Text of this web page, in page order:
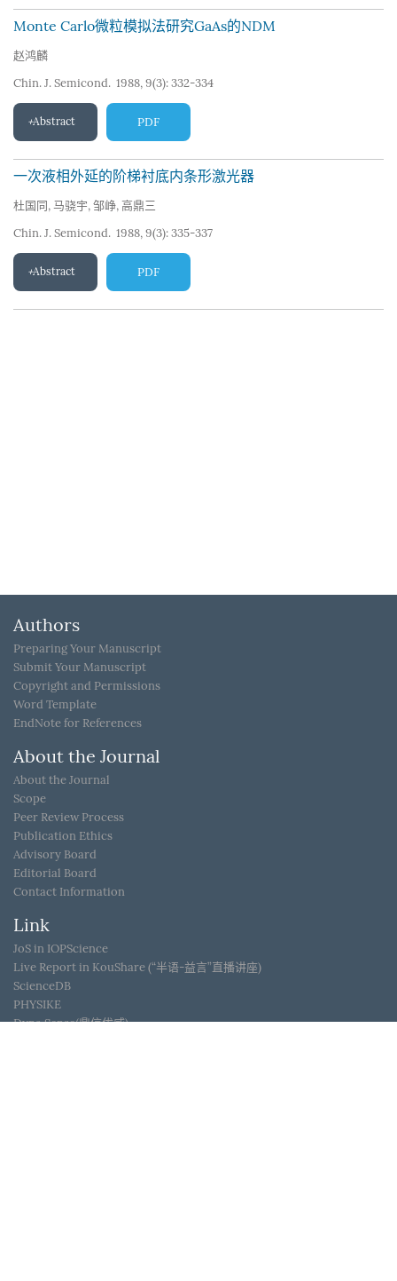
Monte Carlo微粒模拟法研究GaAs的NDM
赵鸿麟
Chin. J. Semicond. 1988, 9(3): 332-334
Abstract PDF
一次液相外延的阶梯衬底内条形激光器
杜国同 , 马骁宇, 邹峥, 高鼎三
Chin. J. Semicond. 1988, 9(3): 335-337
Abstract PDF
Authors
Preparing Your Manuscript
Submit Your Manuscript
Copyright and Permissions
Word Template
EndNote for References
About the Journal
About the Journal
Scope
Peer Review Process
Publication Ethics
Advisory Board
Editorial Board
Contact Information
Link
JoS in IOPScience
Live Report in KouShare (“半语-益言”直播讲座)
ScienceDB
PHYSIKE
Dyna Sense(鼎信优威)